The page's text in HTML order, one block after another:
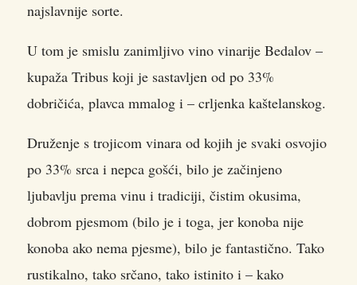
najslavnije sorte.
U tom je smislu zanimljivo vino vinarije Bedalov –
kupaža Tribus koji je sastavljen od po 33%
dobričića, plavca mmalog i – crljenka kaštelanskog.
Druženje s trojicom vinara od kojih je svaki osvojio
po 33% srca i nepca gošći, bilo je začinjeno
ljubavlju prema vinu i tradiciji, čistim okusima,
dobrom pjesmom (bilo je i toga, jer konoba nije
konoba ako nema pjesme), bilo je fantastično. Tako
rustikalno, tako srčano, tako istinito i – kako